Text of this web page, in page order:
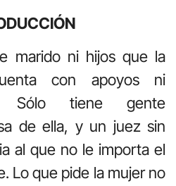
marido ni hijos que la
con apoyos ni
Sólo tiene gente
de ella, y un juez sin
al que no le importa el
Lo que pide la mujer no